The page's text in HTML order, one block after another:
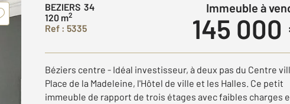
BEZIERS 34
120 m2
Ref : 5335
Immeuble à
145
Béziers centre - Idéal investisseur, à deux pas du Centre
Place de la Madeleine, l'Hôtel de ville et les Halles. Ce petit
immeuble de rapport de trois étages avec faibles charges